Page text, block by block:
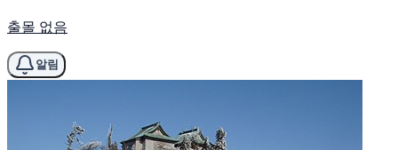
출몰 없음
알림